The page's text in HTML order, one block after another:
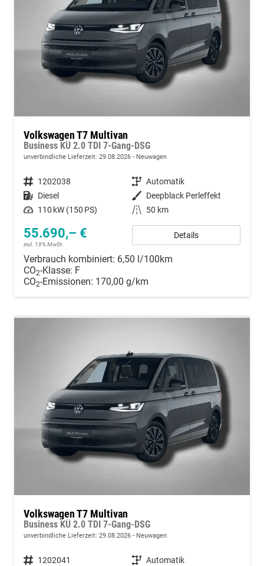
Volkswagen T7 Multivan
Business KÜ 2.0 TDI 7-Gang-DSG
unverbindliche Lieferzeit: 29.08.2026 Neuwagen
Fahrzeugnummer 1202038 Getriebe Automatik
Kraftstoff Diesel Außenfarbe Deepblack Perleffekt
Leistung 110 kW (150 PS) Kilometerstand 50 km
55.690,– €
incl. 19% MwSt.
Details
Verbrauch kombiniert: 6,50 l/100km
CO2-Klasse: F
CO2-Emissionen: 170,00 g/km
Volkswagen T7 Multivan
Business KÜ 2.0 TDI 7-Gang-DSG
unverbindliche Lieferzeit: 29.08.2026 Neuwagen
Fahrzeugnummer 1202041 Getriebe Automatik